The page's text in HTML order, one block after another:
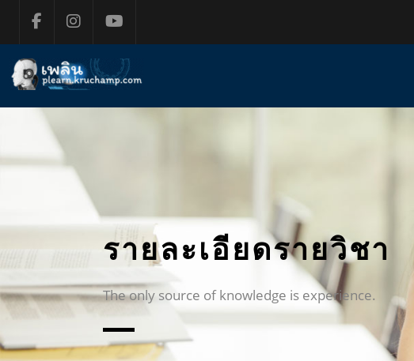
รายละเอียดรายวิชา
The only source of knowledge is experience.